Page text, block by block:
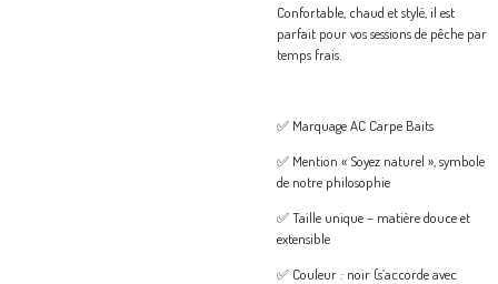
Confortable, chaud et stylé, il est
parfait pour vos sessions de pêche par
temps frais.
✅ Marquage AC Carpe Baits
✅ Mention « Soyez naturel », symbole
de notre philosophie
✅ Taille unique – matière douce et
extensible
✅ Couleur : noir (s’accorde avec